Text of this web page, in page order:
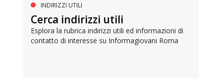
INDIRIZZI UTILI
Cerca indirizzi utili
Esplora la rubrica indirizzi utili ed informazioni di
contatto di interesse su Informagiovani Roma